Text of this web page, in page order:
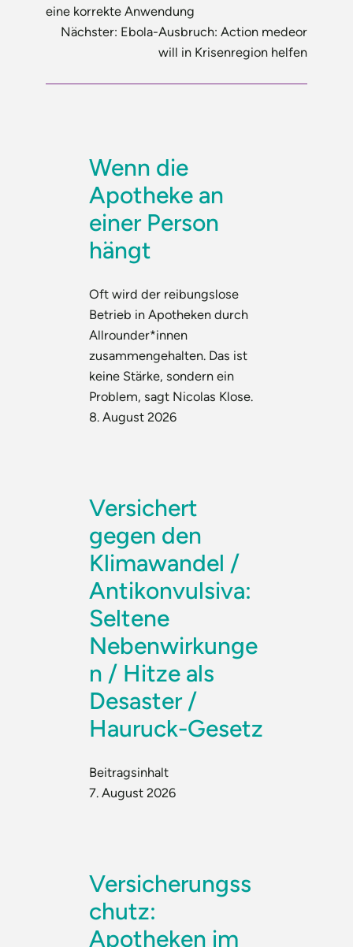
eine korrekte Anwendung
Nächster: Ebola-Ausbruch: Action medeor
will in Krisenregion helfen
Wenn die
Apotheke an
einer Person
hängt
Oft wird der reibungslose
Betrieb in Apotheken durch
Allrounder*innen
zusammengehalten. Das ist
keine Stärke, sondern ein
Problem, sagt Nicolas Klose.
8. August 2026
Versichert
gegen den
Klimawandel /
Antikonvulsiva:
Seltene
Nebenwirkunge
n / Hitze als
Desaster /
Hauruck-Gesetz
Beitragsinhalt
7. August 2026
Versicherungss
chutz:
Apotheken im